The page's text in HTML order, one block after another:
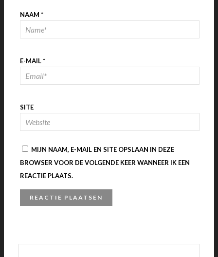
NAAM *
E-MAIL*
SITE
MIJN NAAM, E-MAIL EN SITE OPSLAAN IN DEZE
BROWSER VOOR DE VOLGENDE KEER WANNEER IK EEN
REACTIE PLAATS.